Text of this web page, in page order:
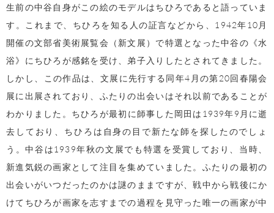
生前の中谷自身がこの絵のモデルはちひろであると語っていま
す。これまで、ちひろを知る人の証言などから、1942年10月
開催の文部省美術展覧会（新文展）で特選となった中谷の《水
浴》にちひろが感銘を受け、弟子入りしたとされてきました。
しかし、この作品は、文展に先行する同年4月の第20回春陽会
展に出展されており、ふたりの出会いはそれ以前であることが
わかりました。ちひろが最初に師事した岡田は1939年9月に逝
去しており、ちひろは自身の目で新たな師を探したのでしょ
う。中谷は1939年秋の文展でも特選を受賞しており、当時、
新進気鋭の画家として注目を集めていました。ふたりの最初の
出会いがいつだったのかは謎のままですが、戦中から戦後にか
けてちひろが画家を志すまでの過程を見守った唯一の画家が中